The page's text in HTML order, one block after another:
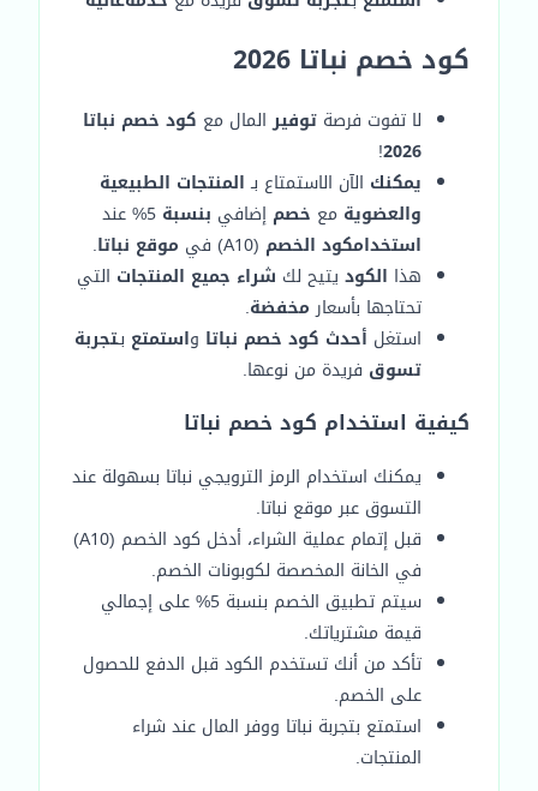
كود خصم نباتا 2026
لا تفوت فرصة توفيرالمال مع كود خصم نباتا
2026
!
يمكنك الآن الاستمتاع بـالمنتجات الطبيعية
والعضوية مع خصم إضافي بنسبة
استخدامكود الخصم (A10) في موقع نباتا.
هذا الكود يتيح لك شراء جميع المنتجات التي
تحتاجها بأسعارمخفضة.
استغل أحدث كود خصم نباتا واستمتع بـتجربة
تسوق فريدة من نوعها.
كيفية استخدام كود خصم نباتا
يمكنك استخدام الرمز الترويجي نباتا بسهولة عند
التسوق عبر موقع نباتا.
قبل إتمام عملية الشراء، أدخل كود الخصم (A10)
في الخانة المخصصة لكوبونات الخصم.
سيتم تطبيق الخصم بنسبة 5% على إجمالي
قيمة مشترياتك.
تأكد من أنك تستخدم الكود قبل الدفع للحصول
على الخصم.
استمتع بتجربة نباتا ووفر المال عند شراء
المنتجات.